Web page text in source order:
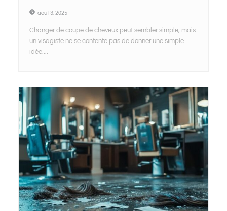
août 3, 2025
Changer de coupe de cheveux peut sembler simple, mais
un visagiste ne se contente pas de donner une simple
idée....